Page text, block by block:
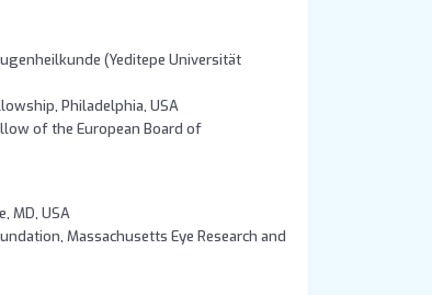
(Yeditepe Universität
Philadelphia, USA
of the European Board of
MD, USA
Massachusetts Eye Research and